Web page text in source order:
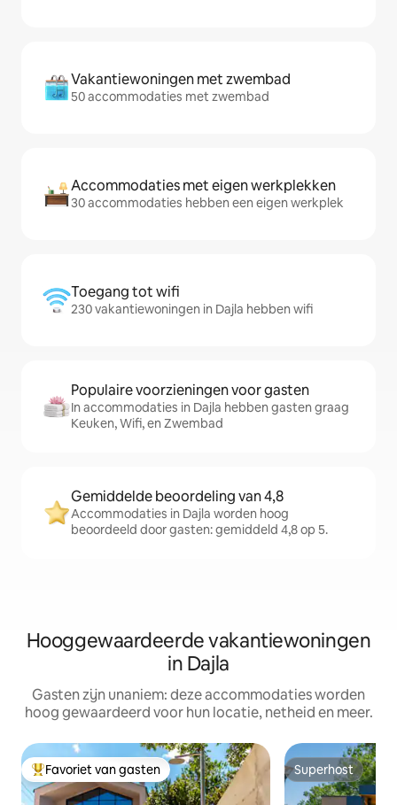
Vakantiewoningen met zwembad
50 accommodaties met zwembad
Accommodaties met eigen werkplekken
30 accommodaties hebben een eigen werkplek
Toegang tot wifi
230 vakantiewoningen in Dajla hebben wifi
Populaire voorzieningen voor gasten
In accommodaties in Dajla hebben gasten graag
Keuken, Wifi, en Zwembad
Gemiddelde beoordeling van 4,8
Accommodaties in Dajla worden hoog
beoordeeld door gasten: gemiddeld 4,8 op 5.
Hooggewaardeerde vakantiewoningen
in Dajla
Gasten zijn unaniem: deze accommodaties worden
hoog gewaardeerd voor hun locatie, netheid en meer.
Topfavoriet van gasten
Favoriet van gasten Superhost
Superhost